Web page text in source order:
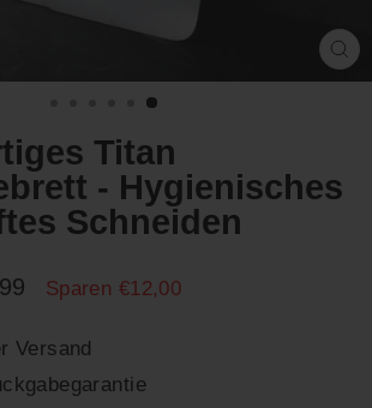
Titan
- Hygienisches
Schneiden
Sparen €12,00
Versand